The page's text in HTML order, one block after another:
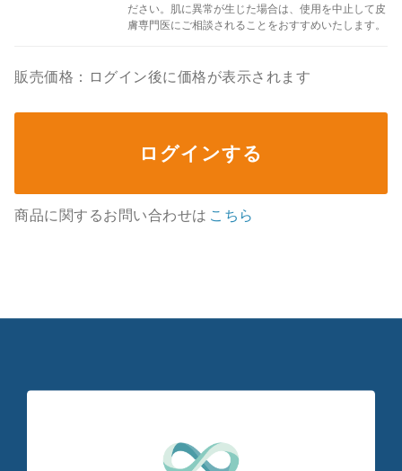
ださい。肌に異常が生じた場合は、使用を中止して皮
膚専門医にご相談されることをおすすめいたします。
販売価格：ログイン後に価格が表示されます
ログインする
商品に関するお問い合わせは こちら